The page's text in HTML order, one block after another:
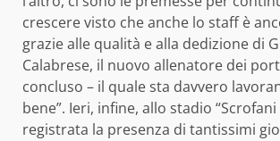
crescere visto che anche lo staff è
grazie alle qualità e alla dedizione di
Calabrese, il nuovo allenatore dei
concluso – il quale sta davvero
bene”. Ieri, infine, allo stadio
registrata la presenza di tantissimi